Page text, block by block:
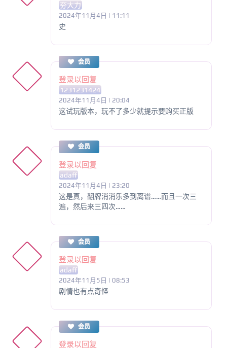
夯大力
2024年11月4日 | 11:11
史
会员
登录以回复
1231231424
2024年11月4日 | 20:04
这试玩版本，玩不了多少就提示要购买正版
会员
登录以回复
adaff
2024年11月4日 | 23:20
这是真，翻牌消消乐多到离谱……而且一次三
遍，然后来三四次……
会员
登录以回复
adaff
2024年11月5日 | 08:53
剧情也有点奇怪
会员
登录以回复